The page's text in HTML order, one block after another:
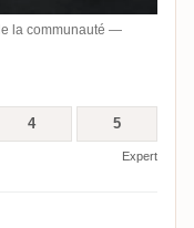
la communauté —
4 5
Expert